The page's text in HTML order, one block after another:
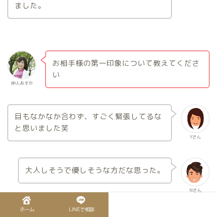
ました。
仲人あすか
お相手様の第一印象について教えてくださ
い
Yさん
目もなかなか合わず、すごく緊張してるな
と思いました笑
Nさん
大人しそうで優しそうな方だな思った。
ホーム LINEで相談